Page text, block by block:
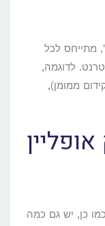
מתייחס לכל
לדוגמה,
ממומן),
כן, יש גם כמה